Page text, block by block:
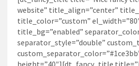
website” title_align=”center”
title_color=”custom”
title_bg=”enabled”
separator_style=”double”
height=”40″][dt_fancy_title